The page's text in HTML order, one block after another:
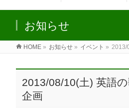
お知らせ
HOME » お知らせ » イベント » 2013/
2013/08/10(土) 英語
企画